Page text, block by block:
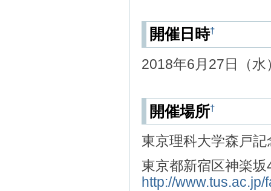
開催日時†
2018年6月27日（水
開催場所†
東京理科大学森戸
東京都新宿区神楽
http://www.tus.ac.jp/